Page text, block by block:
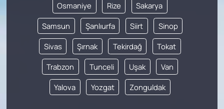
Osmaniye Rize Sakarya
Samsun Şanlıurfa Siirt Sinop
Sivas Şırnak Tekirdağ Tokat
Trabzon Tunceli Uşak Van
Yalova Yozgat Zonguldak